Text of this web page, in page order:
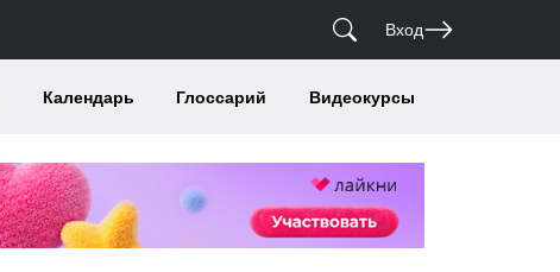
Вход
Календарь Глоссарий Видеокурсы